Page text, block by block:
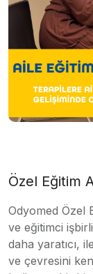
Özel Eğitim
Odyomed Özel
ve eğitimci
daha yaratıcı,
ve çevresini